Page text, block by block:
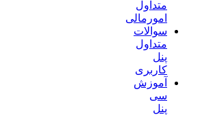
متداول
امورمالی
سوالات
متداول
پنل
کاربری
آموزش
سی
پنل